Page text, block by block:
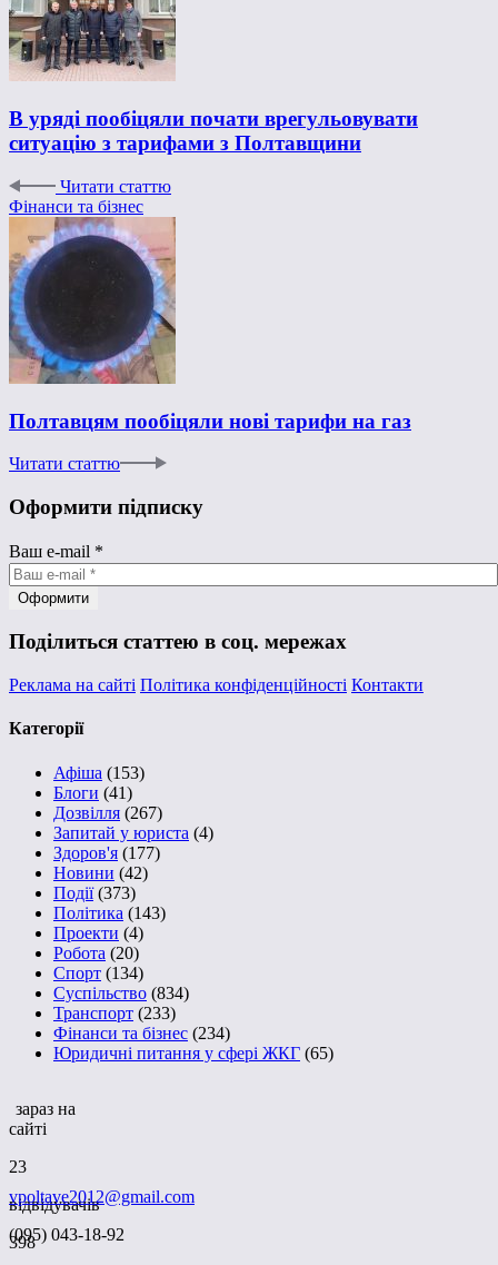
В уряді пообіцяли почати врегульовувати
ситуацію з тарифами з Полтавщини
Читати статтю
Фінанси та бізнес
Полтавцям пообіцяли нові тарифи на газ
Читати статтю
Оформити підписку
Ваш e-mail *
Поділиться статтею в соц. мережах
Реклама на сайті Політика конфіденційності Контакти
Категорії
Афіша (153)
Блоги (41)
Дозвілля (267)
Запитай у юриста (4)
Здоров'я (177)
Новини (42)
Події(373)
Політика (143)
Проекти (4)
Робота (20)
Спорт (134)
Суспільство (834)
Транспорт (233)
Фінанси та бізнес (234)
Юридичні питання у сфері ЖКГ (65)
зараз на
сайті
23
відвідувачів
398
vpoltave2012@gmail.com
(095) 043-18-92